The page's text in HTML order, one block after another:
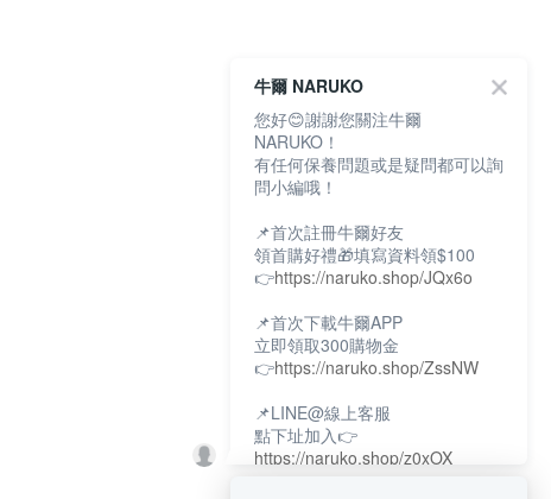
牛爾 NARUKO
您好😊謝謝您關注牛爾
NARUKO！
有任何保養問題或是疑問都可以詢
問小編哦！
📌首次註冊牛爾好友
領首購好禮🎁填寫資料領$100
👉https://naruko.shop/JQx6o
📌首次下載牛爾APP
立即領取300購物金
👉https://naruko.shop/ZssNW
📌LINE@線上客服
點下址加入👉
https://naruko.shop/z0xOX